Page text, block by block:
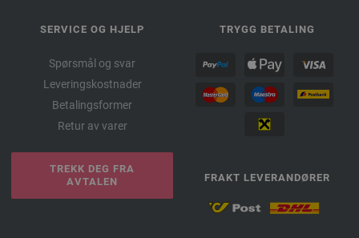
SERVICE OG HJELP
Spørsmål og svar
Leveringskostnader
Betalingsformer
Retur av varer
TREKK DEG FRA
AVTALEN
TRYGG BETALING
FRAKT LEVERANDØRER